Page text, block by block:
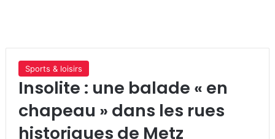
Sports & loisirs
Insolite : une balade « en
chapeau » dans les rues
historiques de Metz